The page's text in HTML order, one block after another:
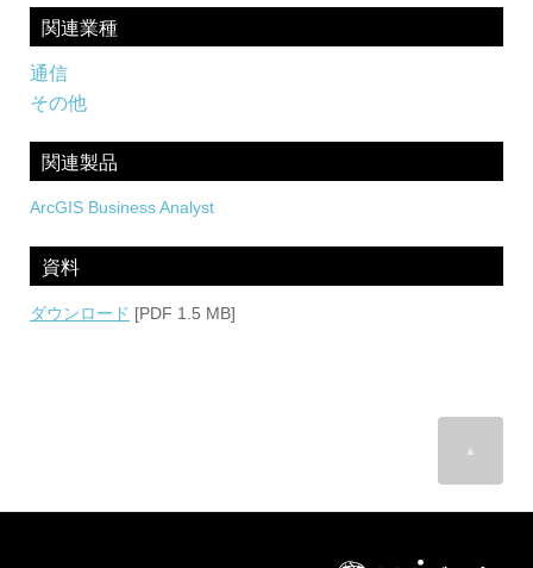
関連業種
通信
その他
関連製品
ArcGIS Business Analyst
資料
ダウンロード [PDF 1.5 MB]
▲